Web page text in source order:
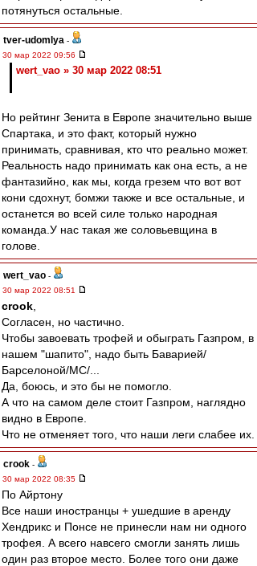
потянуться остальные.
tver-udomlya -
30 мар 2022 09:56
wert_vao » 30 мар 2022 08:51
Но рейтинг Зенита в Европе значительно выше
Спартака, и это факт, который нужно
принимать, сравнивая, кто что реально может.
Реальность надо принимать как она есть, а не
фантазийно, как мы, когда грезем что вот вот
кони сдохнут, бомжи также и все остальные, и
останется во всей силе только народная
команда.У нас такая же соловьевщина в
голове.
wert_vao -
30 мар 2022 08:51
crook
Согласен, но частично.
Чтобы завоевать трофей и обыграть Газпром, в
нашем "шапито", надо быть Баварией/
Барселоной/МС/...
Да, боюсь, и это бы не помогло.
А что на самом деле стоит Газпром, наглядно
видно в Европе.
Что не отменяет того, что наши леги слабее их.
crook -
30 мар 2022 08:35
По Айртону
Все наши иностранцы + ушедшие в аренду
Хендрикс и Понсе не принесли нам ни одного
трофея. А всего навсего смогли занять лишь
один раз второе место. Более того они даже